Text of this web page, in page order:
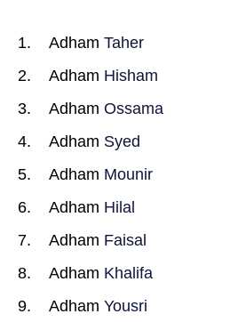
Adham Taher
Adham Hisham
Adham Ossama
Adham Syed
Adham Mounir
Adham Hilal
Adham Faisal
Adham Khalifa
Adham Yousri